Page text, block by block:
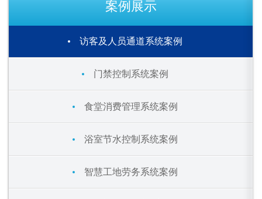
案例展示
访客及人员通道系统案例
门禁控制系统案例
食堂消费管理系统案例
浴室节水控制系统案例
智慧工地劳务系统案例